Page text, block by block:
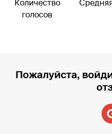
Количество
голосов
Пожалуйста,